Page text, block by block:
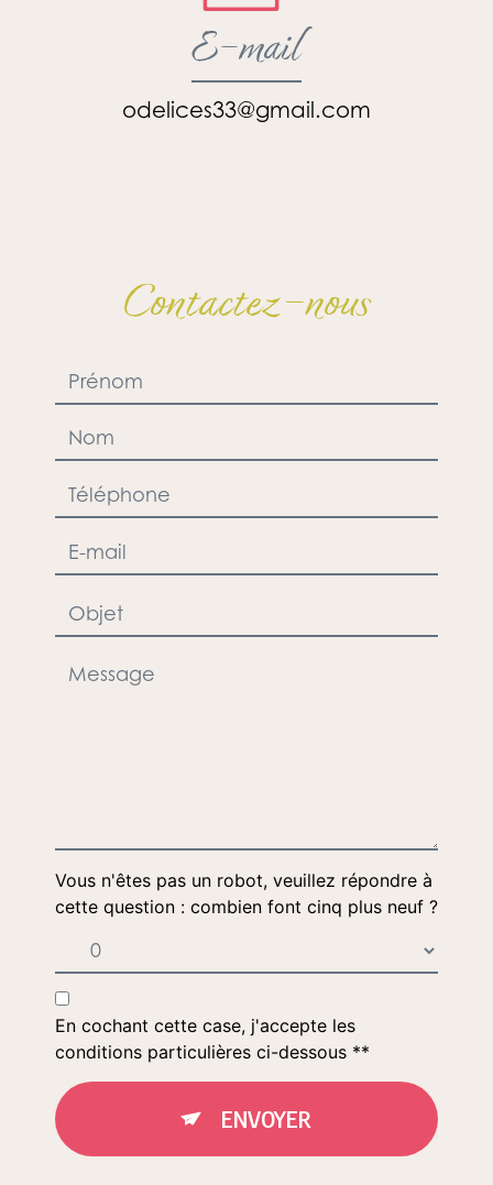
E-mail
odelices33@gmail.com
Contactez-nous
Vous n'êtes pas un robot, veuillez répondre à
cette question : combien font cinq plus neuf ?
En cochant cette case, j'accepte les
conditions particulières ci-dessous **
ENVOYER